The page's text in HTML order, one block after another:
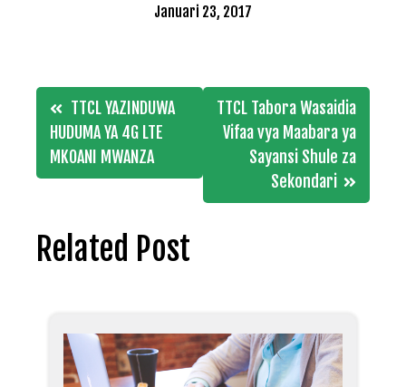
Januari 23, 2017
Post
navigation
TTCL YAZINDUWA
HUDUMA YA 4G LTE
MKOANI MWANZA
TTCL Tabora Wasaidia
Vifaa vya Maabara ya
Sayansi Shule za
Sekondari
Related Post